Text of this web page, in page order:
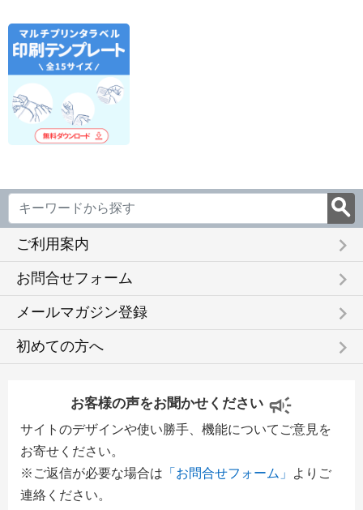
ご利用案内 keyboard_arrow_right
お問合せフォーム keyboard_arrow_right
メールマガジン登録 keyboard_arrow_right
初めての方へ keyboard_arrow_right
お客様の声をお聞かせください
サイトのデザインや使い勝手、機能についてご意見を
お寄せください。
※ご返信が必要な場合は 「お問合せフォーム」
よりご
連絡ください。